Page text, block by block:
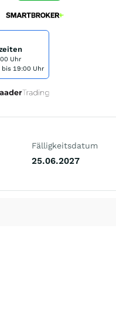
Uhr
bis 19:00 Uhr
Fälligkeitsdatum
25.06.2027